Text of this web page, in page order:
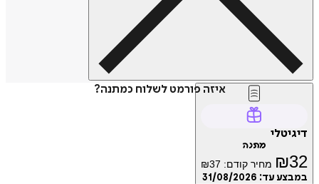
איזה פורמט לשלוח כמתנה?
דיגיטלי
מתנה
₪32 מחיר קודם: ₪37
במבצע עד: 31/08/2026